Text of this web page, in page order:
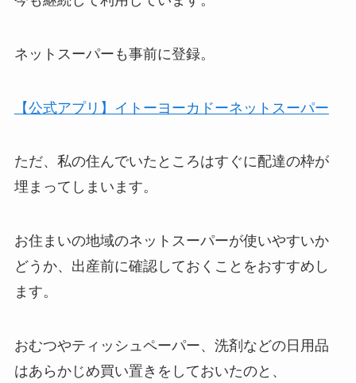
ネットスーパーも事前に登録。
【公式アプリ】イトーヨーカドーネットスーパー
ただ、私の住んでいたところはすぐに配達の枠が
埋まってしまいます。
お住まいの地域のネットスーパーが使いやすいか
どうか、出産前に確認しておくことをおすすめし
ます。
おむつやティッシュペーパー、洗剤などの日用品
はあらかじめ買い置きをしておいたのと、